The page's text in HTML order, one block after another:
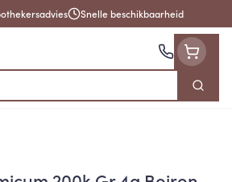
Snelle beschikbaarheid
Zoek